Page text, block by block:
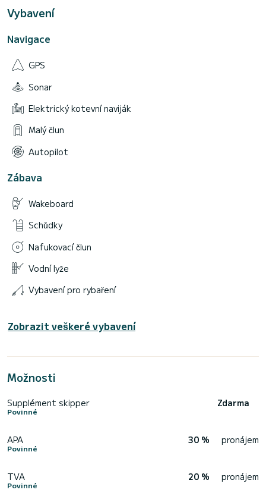
Vybavení
Navigace
GPS
Sonar
Elektrický kotevní naviják
Malý člun
Autopilot
Zábava
Wakeboard
Schůdky
Nafukovací člun
Vodní lyže
Vybavení pro rybaření
Zobrazit veškeré vybavení
Možnosti
Supplément skipper
Povinné
Zdarma
APA
Povinné
30 % pronájem
TVA
Povinné
20 % pronájem